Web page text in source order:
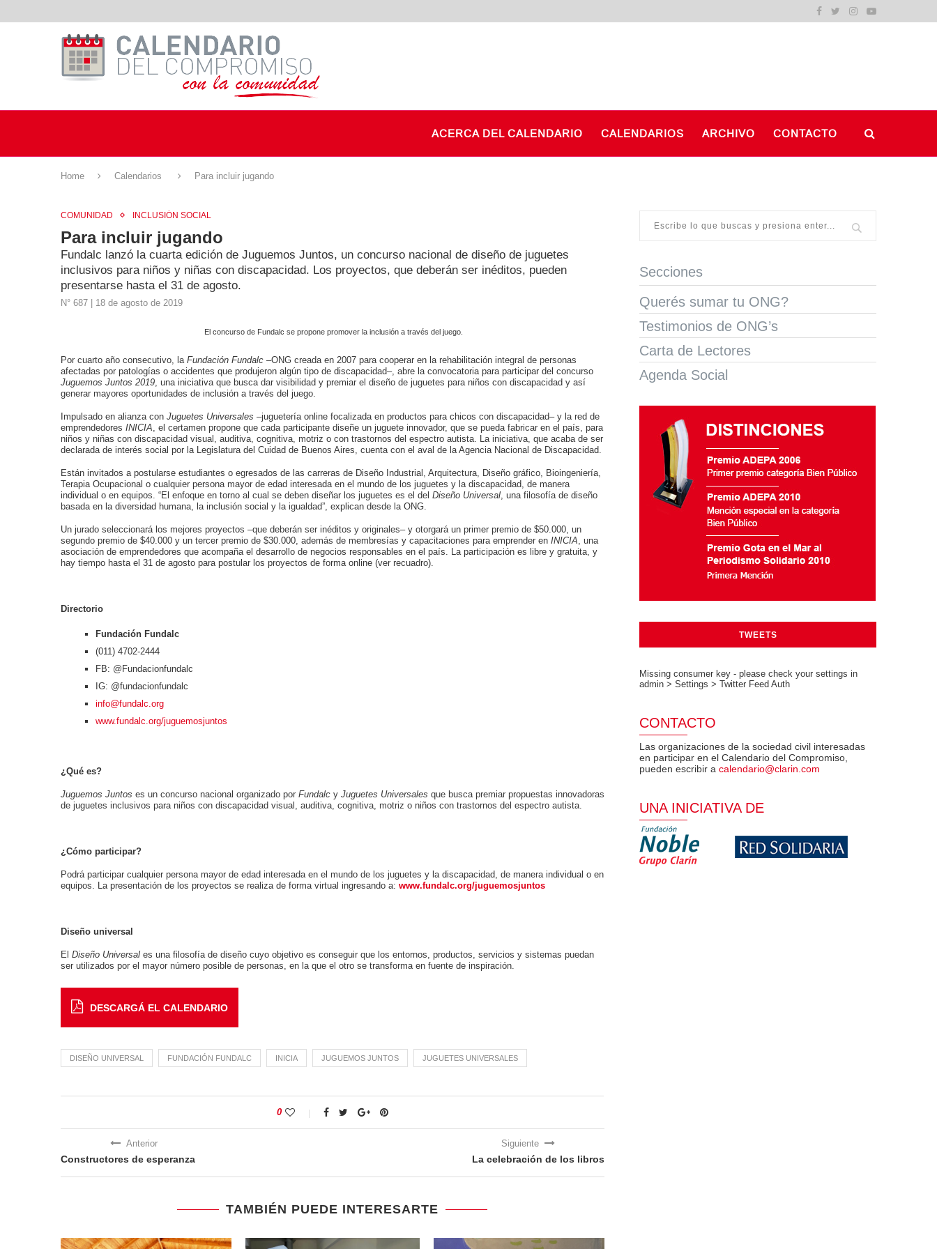
ACERCA DEL CALENDARIO CALENDARIOS ARCHIVO CONTACTO
Home Calendarios Para incluir jugando
COMUNIDAD INCLUSIÓN SOCIAL
Para incluir jugando
Fundalc lanzó la cuarta edición de Juguemos Juntos, un concurso nacional de diseño de juguetes
inclusivos para niños y niñas con discapacidad. Los proyectos, que deberán ser inéditos, pueden
presentarse hasta el 31 de agosto.
N° 687 | 18 de agosto de 2019
El concurso de Fundalc se propone promover la inclusión a través del juego.
Por cuarto año consecutivo, la Fundación Fundalc –ONG creada en 2007 para cooperar en la rehabilitación integral de personas
afectadas por patologías o accidentes que produjeron algún tipo de discapacidad–, abre la convocatoria para participar del concurso
Juguemos Juntos 2019, una iniciativa que busca dar visibilidad y premiar el diseño de juguetes para niños con discapacidad y así
generar mayores oportunidades de inclusión a través del juego.
Impulsado en alianza con Juguetes Universales –juguetería online focalizada en productos para chicos con discapacidad– y la red de
emprendedores INICIA, el certamen propone que cada participante diseñe un juguete innovador, que se pueda fabricar en el país, para
niños y niñas con discapacidad visual, auditiva, cognitiva, motriz o con trastornos del espectro autista. La iniciativa, que acaba de ser
declarada de interés social por la Legislatura del Cuidad de Buenos Aires, cuenta con el aval de la Agencia Nacional de Discapacidad.
Están invitados a postularse estudiantes o egresados de las carreras de Diseño Industrial, Arquitectura, Diseño gráfico, Bioingeniería,
Terapia Ocupacional o cualquier persona mayor de edad interesada en el mundo de los juguetes y la discapacidad, de manera
individual o en equipos. “El enfoque en torno al cual se deben diseñar los juguetes es el del Diseño Universal, una filosofía de diseño
basada en la diversidad humana, la inclusión social y la igualdad”, explican desde la ONG.
Un jurado seleccionará los mejores proyectos –que deberán ser inéditos y originales– y otorgará un primer premio de $50.000, un
segundo premio de $40.000 y un tercer premio de $30.000, además de membresías y capacitaciones para emprender en INICIA, una
asociación de emprendedores que acompaña el desarrollo de negocios responsables en el país. La participación es libre y gratuita, y
hay tiempo hasta el 31 de agosto para postular los proyectos de forma online (ver recuadro).
Directorio
Fundación Fundalc
(011) 4702-2444
FB: @Fundacionfundalc
IG: @fundacionfundalc
info@fundalc.org
www.fundalc.org/juguemosjuntos
¿Qué es?
Juguemos Juntos es un concurso nacional organizado por Fundalc y Juguetes Universales que busca premiar propuestas innovadoras
de juguetes inclusivos para niños con discapacidad visual, auditiva, cognitiva, motriz o niños con trastornos del espectro autista.
¿Cómo participar?
Podrá participar cualquier persona mayor de edad interesada en el mundo de los juguetes y la discapacidad, de manera individual o en
equipos. La presentación de los proyectos se realiza de forma virtual ingresando a: www.fundalc.org/juguemosjuntos
Diseño universal
El Diseño Universal es una filosofía de diseño cuyo objetivo es conseguir que los entornos, productos, servicios y sistemas puedan
ser utilizados por el mayor número posible de personas, en la que el otro se transforma en fuente de inspiración.
DESCARGÁ EL CALENDARIO
DISEÑO UNIVERSAL FUNDACIÓN FUNDALC INICIA JUGUEMOS JUNTOS JUGUETES UNIVERSALES
0
Anterior
Constructores de esperanza
Siguiente
La celebración de los libros
TAMBIÉN PUEDE INTERESARTE
Secciones
Querés sumar tu ONG?
Testimonios de ONG’s
Carta de Lectores
Agenda Social
TWEETS
Missing consumer key - please check your settings in
admin > Settings > Twitter Feed Auth
CONTACTO
Las organizaciones de la sociedad civil interesadas
en participar en el Calendario del Compromiso,
pueden escribir a calendario@clarin.com
UNA INICIATIVA DE